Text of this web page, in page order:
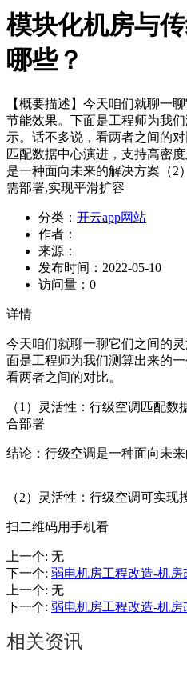
模块化机房与
哪些？
【概要描述】 今天咱们就聊一
节能效果。下面是工程师为我
示。话不多说，看两者之间的
匹配数据中心演进，支持高密
是一种面向未来的解决方案（2
需部署,实现平滑扩容
分类： 开云app网站
作者：
来源：
发布时间： 2022-05-10
访问量： 0
详情
今天咱们就聊一聊它们之间的
面是工程师为我们测算出来的
看两者之间的对比。
（1）灵活性：行级空调匹配
合部署
结论：行级空调是一种面向未
（2）灵活性：行级空调可实现
扫二维码用手机看
上一个: 无
下一个: 弱电机房工程改造-机房
上一个: 无
下一个: 弱电机房工程改造-机房
相关资讯